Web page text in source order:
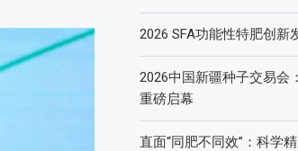
2026 SFA功能性特肥创新
2026中国新疆种子交易会
重磅启幕
直面“同肥不同效”：科学